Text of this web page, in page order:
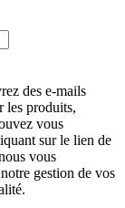
des e-mails
les produits,
vous
sur le lien de
vous
gestion de vos